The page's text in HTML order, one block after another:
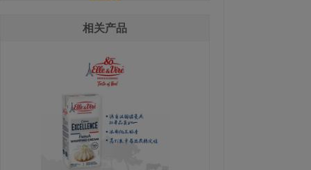
欧福非笼养巴氏杀菌全蛋液
规格: 12盒×970克 / 箱
相关产品